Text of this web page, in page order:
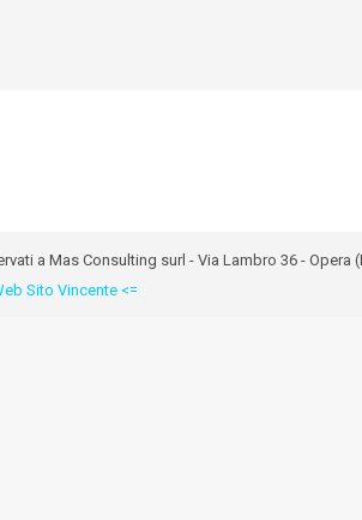
a Mas Consulting surl - Via Lambro 36 - Opera
Sito Vincente <=